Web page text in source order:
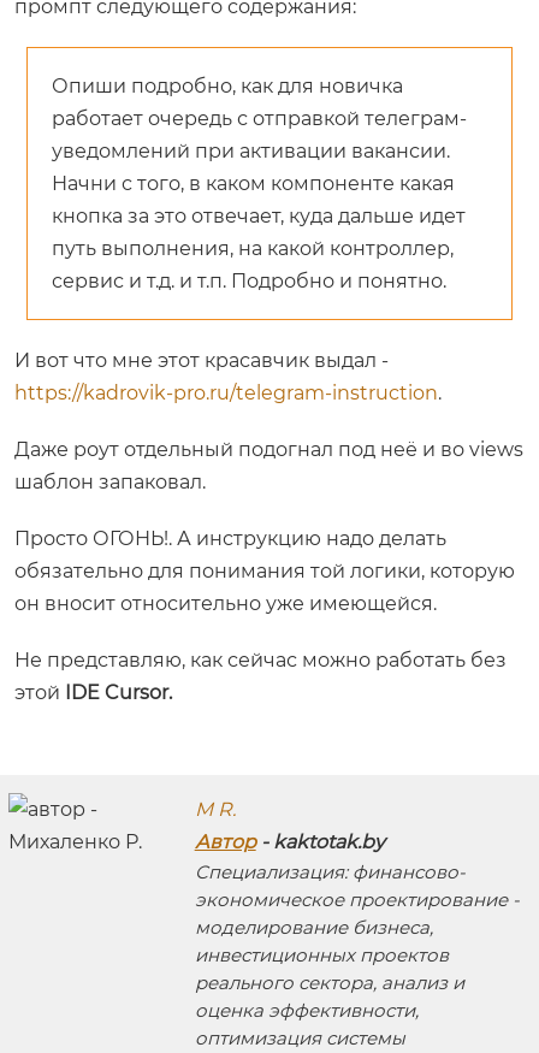
промпт следующего содержания:
Опиши подробно, как для новичка
работает очередь с отправкой телеграм-
уведомлений при активации вакансии.
Начни с того, в каком компоненте какая
кнопка за это отвечает, куда дальше идет
путь выполнения, на какой контроллер,
сервис и т.д. и т.п. Подробно и понятно.
И вот что мне этот красавчик выдал -
https://kadrovik-pro.ru/telegram-instruction.
Даже роут отдельный подогнал под неё и во views
шаблон запаковал.
Просто ОГОНЬ!. А инструкцию надо делать
обязательно для понимания той логики, которую
он вносит относительно уже имеющейся.
Не представляю, как сейчас можно работать без
этой
IDE Cursor.
M R.
Автор- kaktotak.by
Специализация: финансово-
экономическое проектирование -
моделирование бизнеса,
инвестиционных проектов
реального сектора, анализ и
оценка эффективности,
оптимизация системы